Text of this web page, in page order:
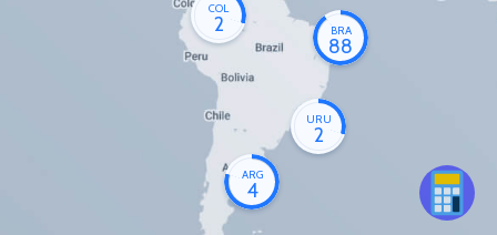
COL
2 BRA
88
URU
2
ARG
4